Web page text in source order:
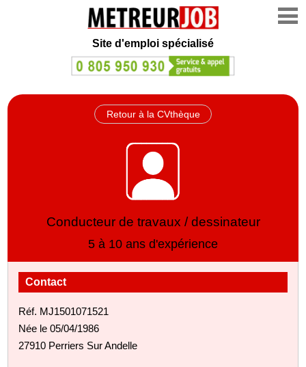
Site d'emploi spécialisé
Retour à la CVthèque
Conducteur de travaux / dessinateur
5 à 10 ans d'expérience
Contact
Réf. MJ1501071521
Née le 05/04/1986
27910 Perriers Sur Andelle